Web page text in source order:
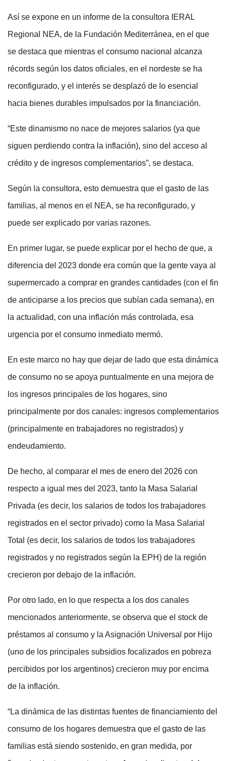
Así se expone en un informe de la consultora IERAL
Regional NEA, de la Fundación Mediterránea, en el que
se destaca que mientras el consumo nacional alcanza
récords según los datos oficiales, en el nordeste se ha
reconfigurado, y el interés se desplazó de lo esencial
hacia bienes durables impulsados por la financiación.
“Este dinamismo no nace de mejores salarios (ya que
siguen perdiendo contra la inflación), sino del acceso al
crédito y de ingresos complementarios”, se destaca.
Según la consultora, esto demuestra que el gasto de las
familias, al menos en el NEA, se ha reconfigurado, y
puede ser explicado por varias razones.
En primer lugar, se puede explicar por el hecho de que, a
diferencia del 2023 donde era común que la gente vaya al
supermercado a comprar en grandes cantidades (con el fin
de anticiparse a los precios que subían cada semana), en
la actualidad, con una inflación más controlada, esa
urgencia por el consumo inmediato mermó.
En este marco no hay que dejar de lado que esta dinámica
de consumo no se apoya puntualmente en una mejora de
los ingresos principales de los hogares, sino
principalmente por dos canales: ingresos complementarios
(principalmente en trabajadores no registrados) y
endeudamiento.
De hecho, al comparar el mes de enero del 2026 con
respecto a igual mes del 2023, tanto la Masa Salarial
Privada (es decir, los salarios de todos los trabajadores
registrados en el sector privado) como la Masa Salarial
Total (es decir, los salarios de todos los trabajadores
registrados y no registrados según la EPH) de la región
crecieron por debajo de la inflación.
Por otro lado, en lo que respecta a los dos canales
mencionados anteriormente, se observa que el stock de
préstamos al consumo y la Asignación Universal por Hijo
(uno de los principales subsidios focalizados en pobreza
percibidos por los argentinos) crecieron muy por encima
de la inflación.
“La dinámica de las distintas fuentes de financiamiento del
consumo de los hogares demuestra que el gasto de las
familias está siendo sostenido, en gran medida, por